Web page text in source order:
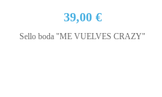
39,00 €
Sello boda "ME VUELVES CRAZY"